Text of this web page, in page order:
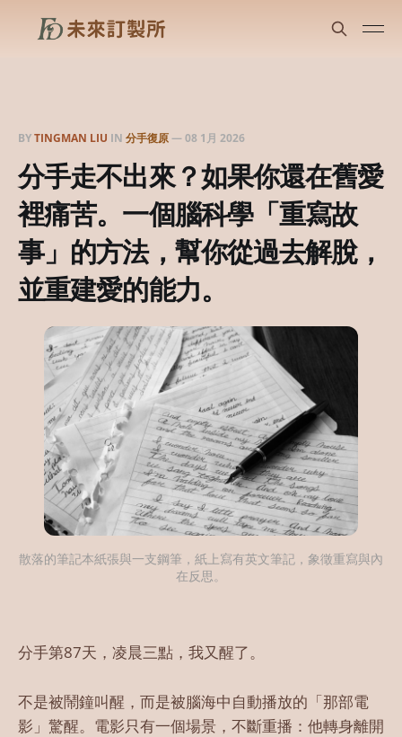
BYTINGMAN LIU IN 分手復原—08 1月 2026
分手走不出來？如果你還在舊愛
裡痛苦。一個腦科學「重寫故
事」的方法，幫你從過去解脫，
並重建愛的能力。
散落的筆記本紙張與一支鋼筆，紙上寫有英文筆記，象徵重寫與內
在反思。
分手第87天，凌晨三點，我又醒了。
不是被鬧鐘叫醒，而是被腦海中自動播放的「那部電
影」驚醒。電影只有一個場景，不斷重播：他轉身離開